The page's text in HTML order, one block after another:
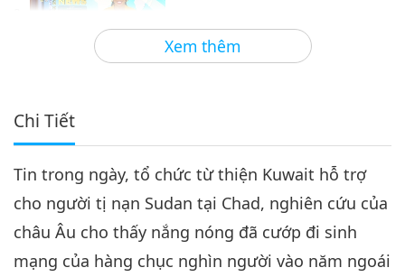
Xem thêm
30:33
2024-10-03 2134
4
Tin Đáng Chú Ý 2024-10-04 Lượt Xem
5
Tin Đáng Chú Ý
Chi Tiết
Tin trong ngày, tổ chức từ thiện Kuwait hỗ trợ
cho người tị nạn Sudan tại Chad, nghiên cứu của
châu Âu cho thấy nắng nóng đã cướp đi sinh
mạng của hàng chục nghìn người vào năm ngoái